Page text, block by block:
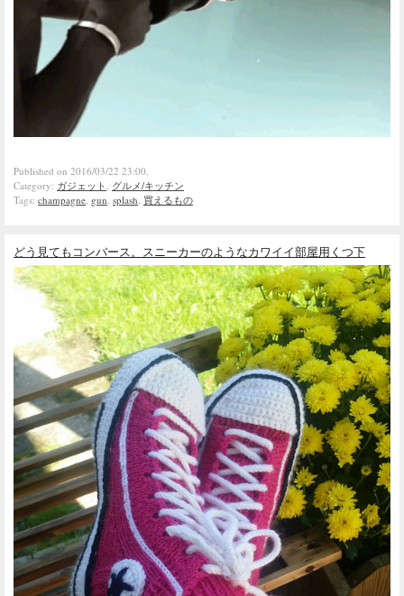
Published on 2016/03/22 23:00.
Category: ガジェット, グルメ/キッチン
Tags: champagne, gun, splash, 買えるもの
どう見てもコンバース。スニーカーのようなカワイイ部屋用くつ下